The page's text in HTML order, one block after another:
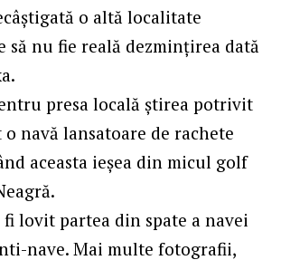
o altă localitate
nu fie reală dezmințirea dată
presa locală știrea potrivit
navă lansatoare de rachete
aceasta ieșea din micul golf
lovit partea din spate a navei
nave. Mai multe fotografii,